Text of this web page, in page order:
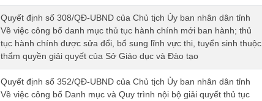
Quyết định số 308/QĐ-UBND của Chủ tịch Ủy ban nhân dân tỉnh
Về việc công bố danh mục thủ tục hành chính mới ban hành; thủ
tục hành chính được sửa đổi, bổ sung lĩnh vực thi, tuyển sinh thuộc
thẩm quyền giải quyết của Sở Giáo dục và Đào tạo
Quyết định số 352/QĐ-UBND của Chủ tịch Ủy ban nhân dân tỉnh
Về việc công bố Danh mục và Quy trình nội bộ giải quyết thủ tục